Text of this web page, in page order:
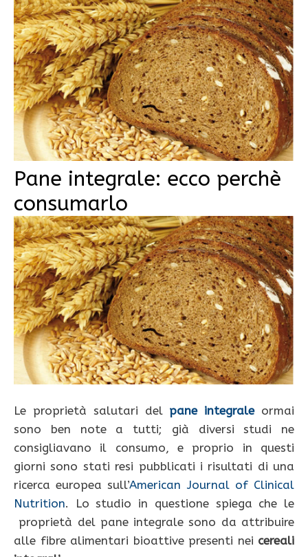
Pane integrale: ecco perchè
consumarlo
Le proprietà salutari del pane integraleormai
sono ben note a tutti; già diversi studi ne
consigliavano il consumo, e proprio in questi
giorni sono stati resi pubblicati i risultati di una
ricerca europea sull’American Journal of Clinical
Nutrition. Lo studio in questione spiega che le
proprietà del pane integrale sono da attribuire
alle fibre alimentari bioattive presenti nei cereali